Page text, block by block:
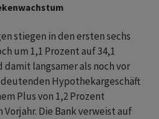
stiegen in den ersten sechs
um 1,1 Prozent auf 34,1
langsamer als noch vor
Hypothekargeschäft
Plus von 1,2 Prozent
Die Bank verweist auf